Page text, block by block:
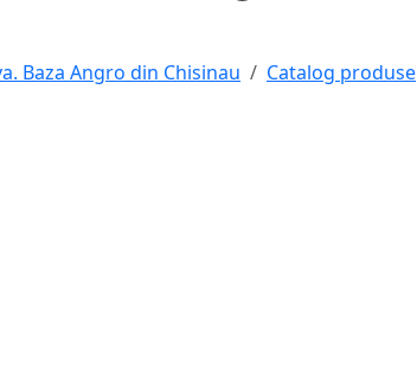
Baza Angro din Chisinau Catalog produse